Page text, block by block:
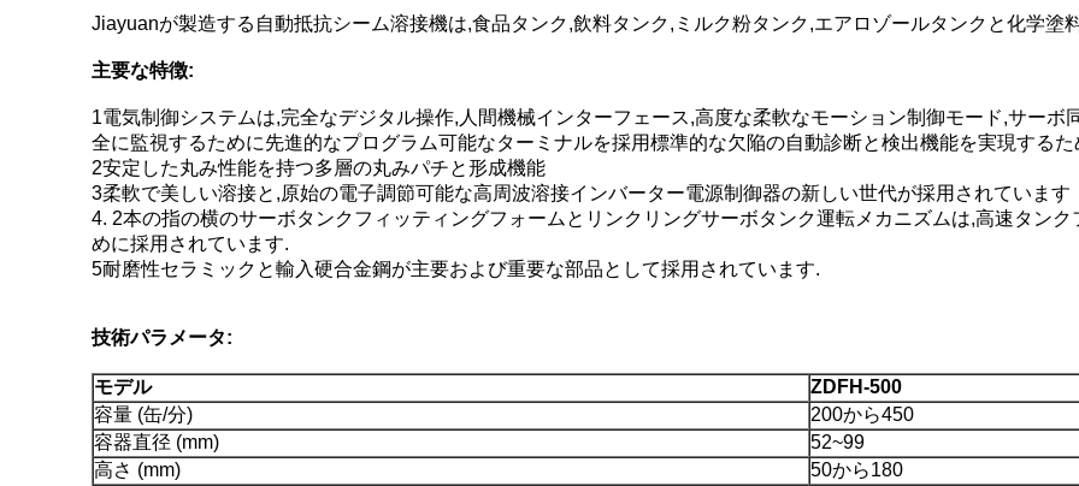
Jiayuanが製造する自動抵抗シーム溶接機は,食品タンク,飲料タンク,ミルク粉タンク,エアロゾールタンクと化学塗
主要な特徴:
1電気制御システムは,完全なデジタル操作,人間機械インターフェース,高度な柔軟なモーション制御モード,サー
全に監視するために先進的なプログラム可能なターミナルを採用標準的な欠陥の自動診断と検出機能を実現するた
2安定した丸み性能を持つ多層の丸みパチと形成機能
3柔軟で美しい溶接と,原始の電子調節可能な高周波溶接インバーター電源制御器の新しい世代が採用されています
4. 2本の指の横のサーボタンクフィッティングフォームとリンクリングサーボタンク運転メカニズムは,高速タン
めに採用されています.
5耐磨性セラミックと輸入硬合金鋼が主要および重要な部品として採用されています.
技術パラメータ:
モデル
ZDFH-500
容量 (缶/分)
200から450
容器直径 (mm)
52~99
高さ (mm)
50から180